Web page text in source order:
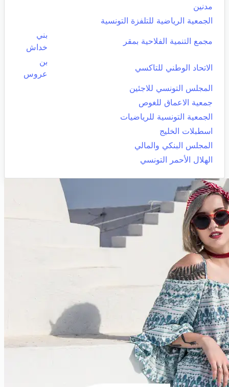
مدنين
الجمعية الرياضية للتلفزة التونسية
مجمع التنمية الفلاحية بمقر
بني
خداش
الاتحاد الوطني للتاكسي
بن
عروس
المجلس التونسي للاجئين
جمعية الاعماق للغوص
الجمعية التونسية للرياضيات
اسطبلات الخليج
المجلس البنكي والمالي
الهلال الأحمر التونسي